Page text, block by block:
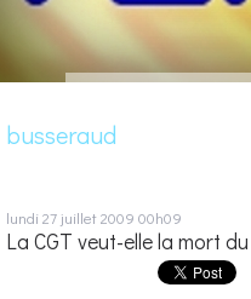
busseraud
lundi 27 juillet 2009 00h09
La CGT veut-elle la mort